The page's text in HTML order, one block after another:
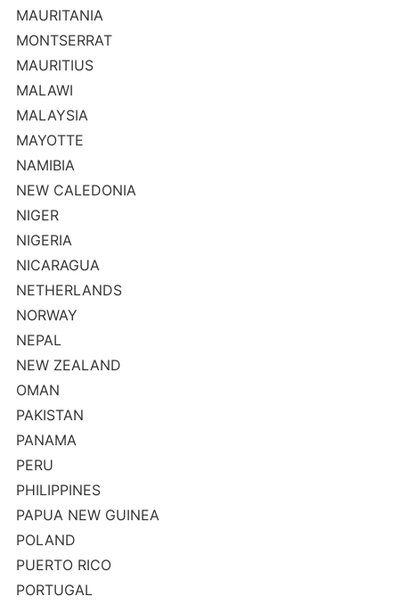
MAURITANIA
MONTSERRAT
MAURITIUS
MALAWI
MALAYSIA
MAYOTTE
NAMIBIA
NEW CALEDONIA
NIGER
NIGERIA
NICARAGUA
NETHERLANDS
NORWAY
NEPAL
NEW ZEALAND
OMAN
PAKISTAN
PANAMA
PERU
PHILIPPINES
PAPUA NEW GUINEA
POLAND
PUERTO RICO
PORTUGAL